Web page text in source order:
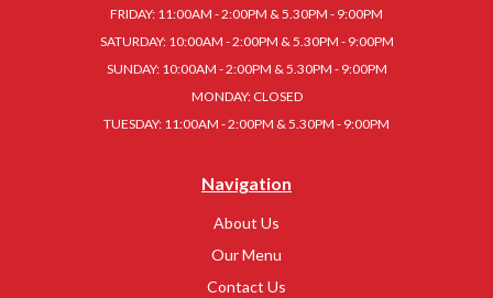
FRIDAY: 11:00AM - 2:00PM & 5.30PM - 9:00PM
SATURDAY: 10:00AM - 2:00PM & 5.30PM - 9:00PM
SUNDAY: 10:00AM - 2:00PM & 5.30PM - 9:00PM
MONDAY: CLOSED
TUESDAY: 11:00AM - 2:00PM & 5.30PM - 9:00PM
Navigation
About Us
Our Menu
Contact Us